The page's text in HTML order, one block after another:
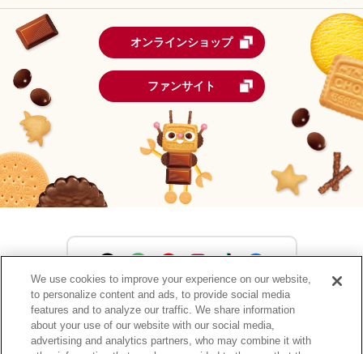
オンラインショップ
ファンサイト
森永製菓公式アカウント一覧
We use cookies to improve your experience on our website,
to personalize content and ads, to provide social media
features and to analyze our traffic. We share information
about your use of our website with our social media,
advertising and analytics partners, who may combine it with